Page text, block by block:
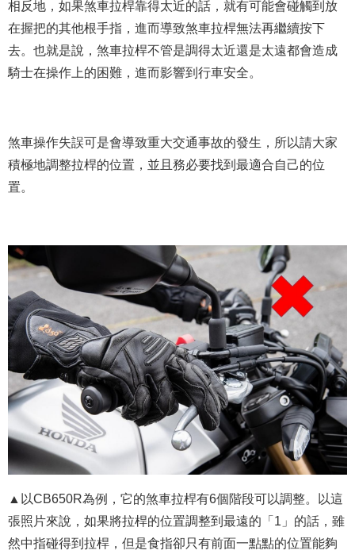
相反地，如果煞車拉桿靠得太近的話，就有可能會碰觸到放
在握把的其他根手指，進而導致煞車拉桿無法再繼續按下
去。也就是說，煞車拉桿不管是調得太近還是太遠都會造成
騎士在操作上的困難，進而影響到行車安全。
煞車操作失誤可是會導致重大交通事故的發生，所以請大家
積極地調整拉桿的位置，並且務必要找到最適合自己的位
置。
▲以CB650R為例，它的煞車拉桿有6個階段可以調整。以這
張照片來說，如果將拉桿的位置調整到最遠的「1」的話，雖
然中指碰得到拉桿，但是食指卻只有前面一點點的位置能夠